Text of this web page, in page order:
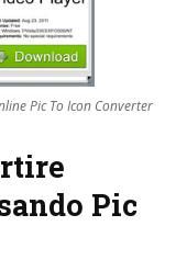
Pic To Icon Converter
Pic